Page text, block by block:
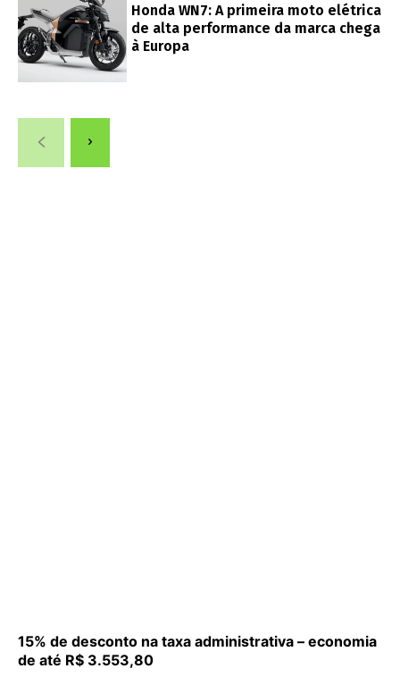
Honda WN7: A primeira moto elétrica
de alta performance da marca chega
à Europa
15% de desconto na taxa administrativa – economia
de até R$ 3.553,80